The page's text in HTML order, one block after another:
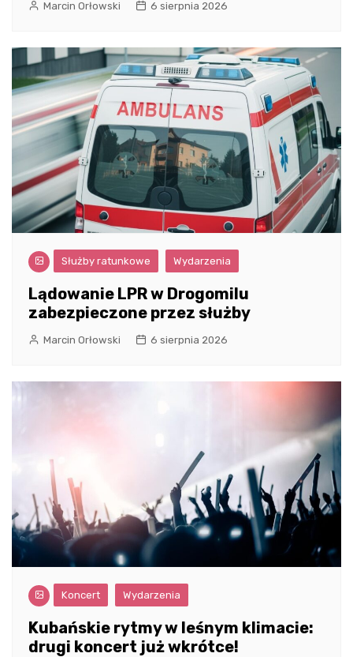
Marcin Orłowski 6 sierpnia 2026
Służby ratunkowe Wydarzenia
Lądowanie LPR w Drogomilu
zabezpieczone przez służby
Marcin Orłowski 6 sierpnia 2026
Koncert Wydarzenia
Kubańskie rytmy w leśnym klimacie:
drugi koncert już wkrótce!